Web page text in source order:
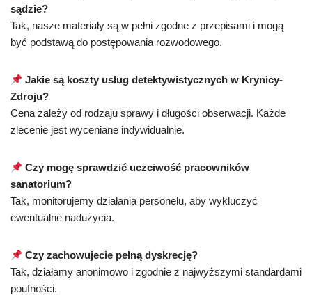
sądzie?
Tak, nasze materiały są w pełni zgodne z przepisami i mogą
być podstawą do postępowania rozwodowego.
Jakie są koszty usług detektywistycznych w Krynicy-
Zdroju?
Cena zależy od rodzaju sprawy i długości obserwacji. Każde
zlecenie jest wyceniane indywidualnie.
Czy mogę sprawdzić uczciwość pracowników
sanatorium?
Tak, monitorujemy działania personelu, aby wykluczyć
ewentualne nadużycia.
Czy zachowujecie pełną dyskrecję?
Tak, działamy anonimowo i zgodnie z najwyższymi standardami
poufności.